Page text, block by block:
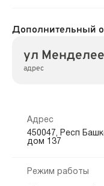
Дополнительный
ул
адрес
Адрес
450047, Респ
дом 137
Режим работы